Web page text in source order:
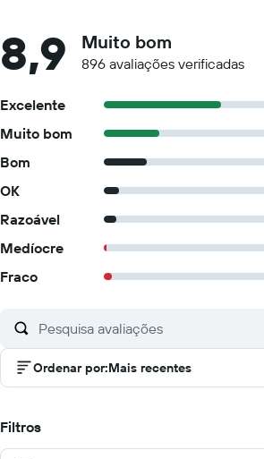
8,9 Muito bom
896 avaliações verificadas
Excelente
Muito bom
Bom
OK
Razoável
Medíocre
Fraco
Ordenar por:Mais recentes
Filtros